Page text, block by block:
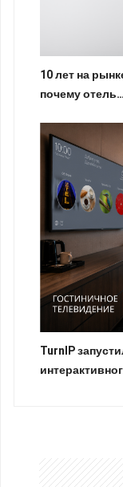
10 лет на
почему отель…
TurnIP